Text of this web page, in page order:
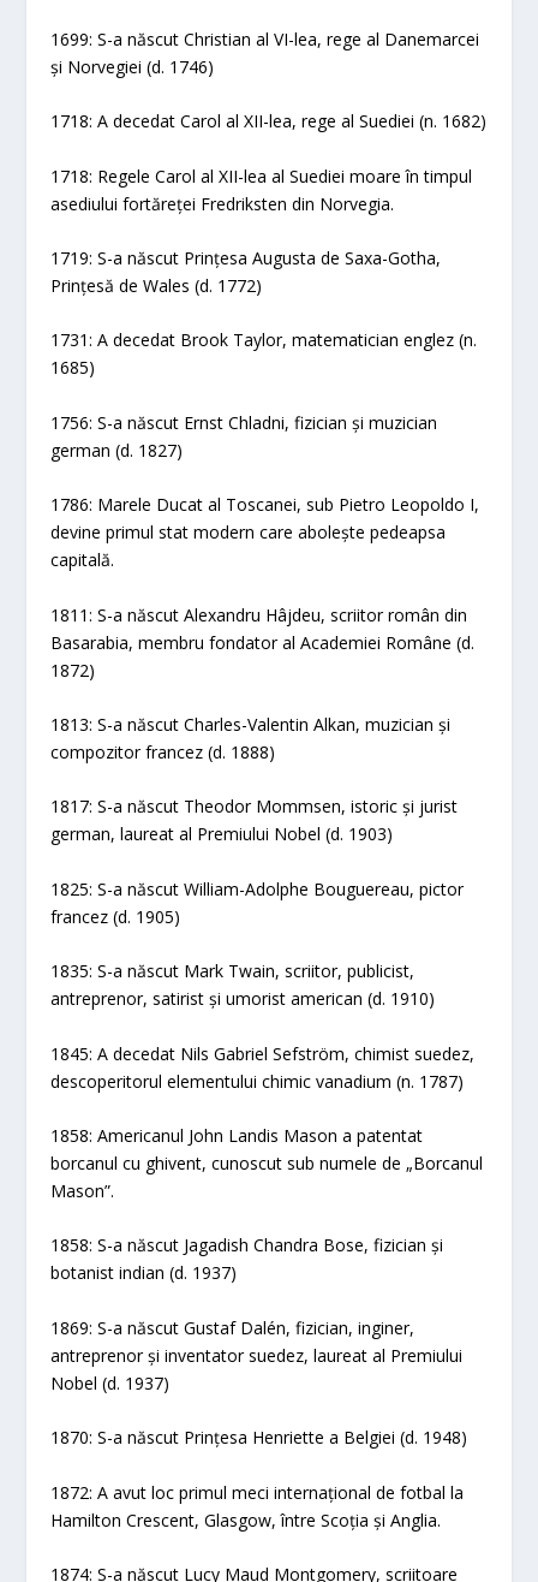
1699: S-a născut Christian al VI-lea, rege al Danemarcei
și Norvegiei (d. 1746)
1718: A decedat Carol al XII-lea, rege al Suediei (n. 1682)
1718: Regele Carol al XII-lea al Suediei moare în timpul
asediului fortăreței Fredriksten din Norvegia.
1719: S-a născut Prințesa Augusta de Saxa-Gotha,
Prințesă de Wales (d. 1772)
1731: A decedat Brook Taylor, matematician englez (n.
1685)
1756: S-a născut Ernst Chladni, fizician și muzician
german (d. 1827)
1786: Marele Ducat al Toscanei, sub Pietro Leopoldo I,
devine primul stat modern care abolește pedeapsa
capitală.
1811: S-a născut Alexandru Hâjdeu, scriitor român din
Basarabia, membru fondator al Academiei Române (d.
1872)
1813: S-a născut Charles-Valentin Alkan, muzician și
compozitor francez (d. 1888)
1817: S-a născut Theodor Mommsen, istoric și jurist
german, laureat al Premiului Nobel (d. 1903)
1825: S-a născut William-Adolphe Bouguereau, pictor
francez (d. 1905)
1835: S-a născut Mark Twain, scriitor, publicist,
antreprenor, satirist și umorist american (d. 1910)
1845: A decedat Nils Gabriel Sefström, chimist suedez,
descoperitorul elementului chimic vanadium (n. 1787)
1858: Americanul John Landis Mason a patentat
borcanul cu ghivent, cunoscut sub numele de „Borcanul
Mason”.
1858: S-a născut Jagadish Chandra Bose, fizician și
botanist indian (d. 1937)
1869: S-a născut Gustaf Dalén, fizician, inginer,
antreprenor și inventator suedez, laureat al Premiului
Nobel (d. 1937)
1870: S-a născut Prințesa Henriette a Belgiei (d. 1948)
1872: A avut loc primul meci internațional de fotbal la
Hamilton Crescent, Glasgow, între Scoția și Anglia.
1874: S-a născut Lucy Maud Montgomery, scriitoare